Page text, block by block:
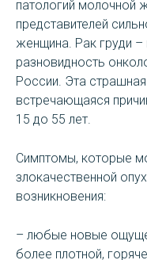
патологий молочной
представителей
женщина. Рак груди –
разновидность
России. Эта
встречающаяся
15 до 55 лет.
Симптомы, которые
злокачественной
возникновения:
– любые новые
более плотной,